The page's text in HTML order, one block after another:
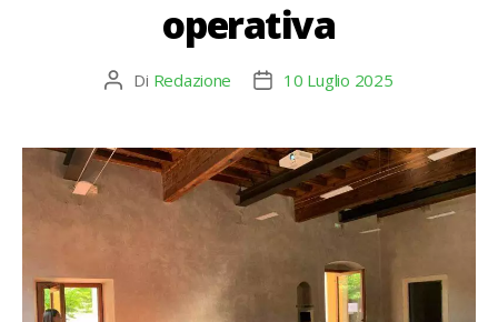
operativa
Autore
Di Redazione
Data10 Luglio 2025